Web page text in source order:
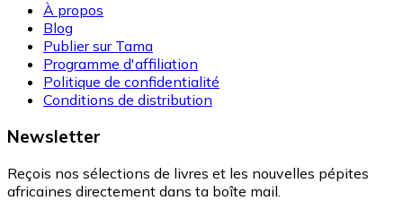
À propos
Blog
Publier sur Tama
Programme d'affiliation
Politique de confidentialité
Conditions de distribution
Newsletter
Reçois nos sélections de livres et les nouvelles pépites
africaines directement dans ta boîte mail.